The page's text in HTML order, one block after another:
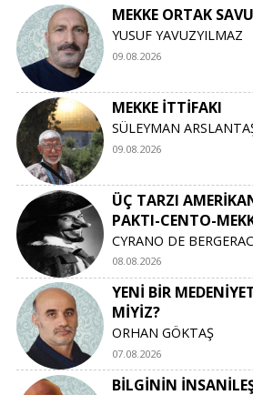
MEKKE ORTAK
YUSUF YAVUZYILMAZ
09.08.2026
MEKKE İTTİFAKI
SÜLEYMAN
09.08.2026
ÜÇ TARZI
PAKTI-CENTO-
CYRANO DE BERGERAC
08.08.2026
YENİ BİR
MİYİZ?
ORHAN GÖKTAŞ
07.08.2026
BİLGİNİN